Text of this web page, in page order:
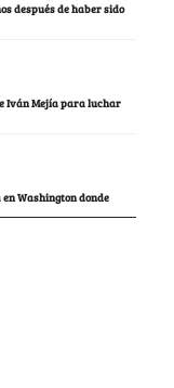
después de haber sido
Iván Mejía para luchar
en Washington donde